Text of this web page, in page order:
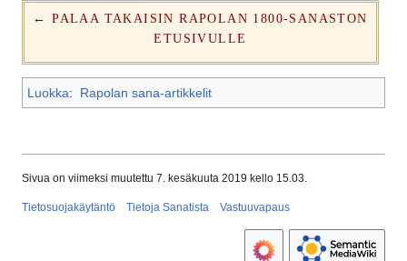
← PALAA TAKAISIN RAPOLAN 1800-SANASTON
ETUSIVULLE
Luokka: Rapolan sana-artikkelit
Sivua on viimeksi muutettu 7. kesäkuuta 2019 kello 15.03.
Tietosuojakäytäntö Tietoja Sanatista Vastuuvapaus